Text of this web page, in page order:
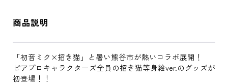
商品説明
「初音ミク×招き猫」と暑い熊谷市が熱いコラボ展開！
ピアプロキャラクターズ全員の招き猫等身絵ver.のグッズが
初登場！！